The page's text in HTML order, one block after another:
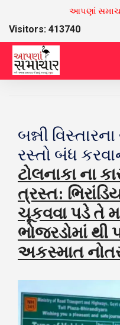
આપણાં સમાચાર
Visitors: 413740
બન્ની
રસ્તો બંધ
ટોલનાકા ના
ત્રસ્ત:
ચૂકવવા પડે તે
ભોજરડોમાં થી
અકસ્માત